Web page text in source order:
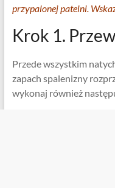
przypalonej patelni.
Krok 1.
Przede wszystkim
zapach spalenizny
wykonaj również